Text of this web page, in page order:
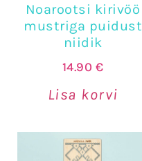
Noarootsi kirivöö
mustriga puidust
niidik
14.90 €
Lisa korvi